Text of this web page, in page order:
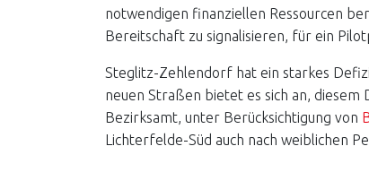
notwendigen finanziellen Ressourcen
Bereitschaft zu signalisieren, für ein
Steglitz-Zehlendorf hat ein starkes
neuen Straßen bietet es sich an,
Bezirksamt, unter Berücksichtigung von
Lichterfelde-Süd auch nach weiblichen